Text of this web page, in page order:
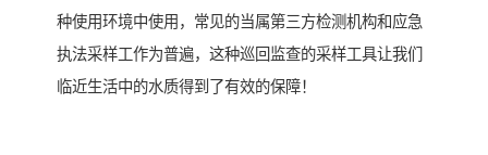
种使用环境中使用，常见的当属第三方检测机构和应急
执法采样工作为普遍，这种巡回监查的采样工具让我们
临近生活中的水质得到了有效的保障！